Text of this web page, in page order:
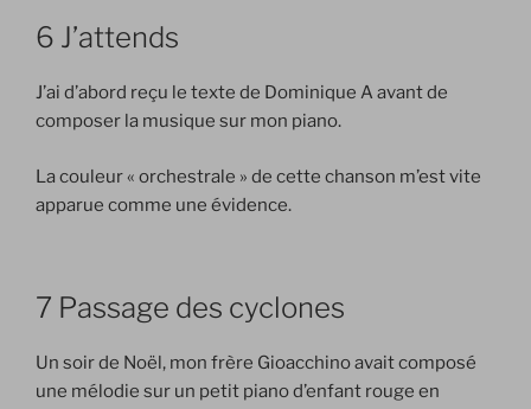
6 J’attends
J’ai d’abord reçu le texte de Dominique A avant de
composer la musique sur mon piano.
La couleur « orchestrale » de cette chanson m’est vite
apparue comme une évidence.
7 Passage des cyclones
Un soir de Noël, mon frère Gioacchino avait composé
une mélodie sur un petit piano d’enfant rouge en